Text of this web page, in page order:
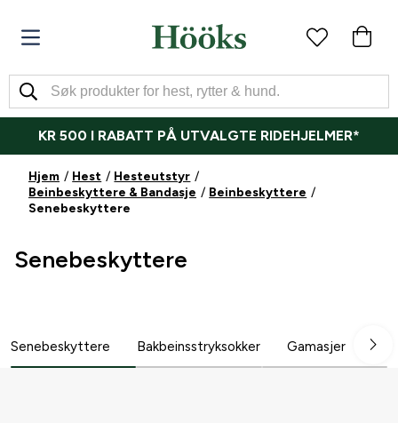
KR 500 I RABATT PÅ UTVALGTE RIDEHJELMER*
Hjem Hest
Hesteutstyr
Beinbeskyttere & Bandasje
Beinbeskyttere
Senebeskyttere
Senebeskyttere
Senebeskyttere Bakbeinsstryksokker Gamasjer